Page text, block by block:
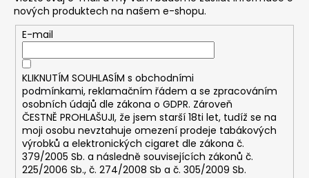
Kč
Původně:
195
Kč
nových produktech na našem e-shopu.
E-mail
KLIKNUTÍM SOUHLASÍM s obchodními
podmínkami, reklamačním řádem a se zpracováním
osobních údajů dle zákona o GDPR. Zároveň
ČESTNĚ PROHLAŠUJI, že jsem starší 18ti let, tudíž se na
moji osobu nevztahuje omezení prodeje tabákových
výrobků a elektronických cigaret dle zákona č.
379/2005 Sb. a následně souvisejících zákonů č.
225/2006 Sb., č. 274/2008 Sb a č. 305/2009 Sb.